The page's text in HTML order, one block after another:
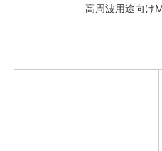
高周波用途向け